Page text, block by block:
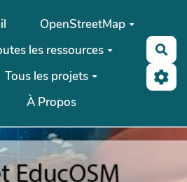
OpenStreetMap
les ressources
Tous les projets
À Propos